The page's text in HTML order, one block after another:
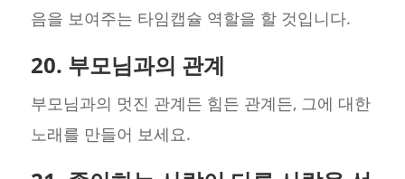
음을 보여주는 타임캡슐 역할을 할 것입니다.
20. 부모님과의 관계
부모님과의 멋진 관계든 힘든 관계든, 그에 대한
노래를 만들어 보세요.